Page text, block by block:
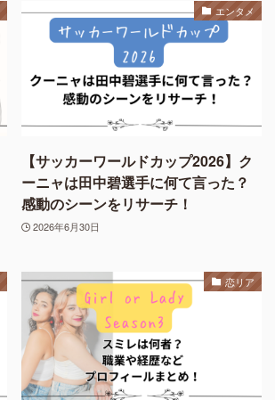
エンタメ
【サッカーワールドカップ2026】ク
ーニャは田中碧選手に何て言った？
感動のシーンをリサーチ！
2026年6月30日
恋リア